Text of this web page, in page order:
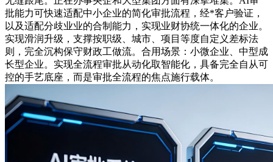
批能力可快速适配中小企业的简化审批流程，经*客户验证，
以及适配分歧业业的合制能力，实现业财协统一体化的企业。
实现滑润升级，支撑按职级、城市、项目等度自定义差标法
则，完全沉构保守财政工做流。合用场景：小微企业、中型成
长型企业。实现全流程审批从动化取智能化，具备完全自从可
控的手艺底座，而是审批全流程的焦点施行载体。